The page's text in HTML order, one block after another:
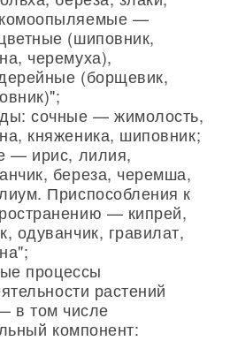
—
(шиповник,
черемуха),
(борщевик,
сочные — жимолость,
княженика, шиповник;
— ирис, лилия,
береза, черемша,
Приспособления к
— кипрей,
одуванчик, гравилат,
процессы
растений
в том числе
компонент: